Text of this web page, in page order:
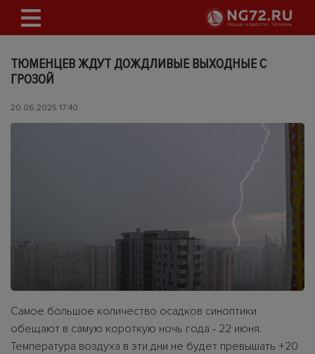
ТЮМЕНЦЕВ ЖДУТ ДОЖДЛИВЫЕ ВЫХОДНЫЕ С
ГРОЗОЙ
20.06.2025 17:40
Самое большое количество осадков синоптики
обещают в самую короткую ночь года - 22 июня.
Температура воздуха в эти дни не будет превышать +20